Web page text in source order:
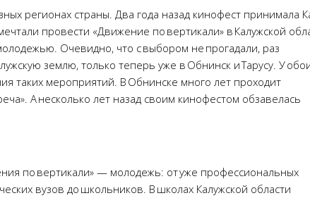
регионах страны. Два года назад кинофест принимала
провести «Движение по вертикали» в Калужской
Очевидно, что с выбором не прогадали, раз
землю, только теперь уже в Обнинск и Тарусу. У
таких мероприятий. В Обнинске много лет проходит
А несколько лет назад своим кинофестом обзавелась
по вертикали» — молодежь: от уже профессиональных
вузов до школьников. В школах Калужской области